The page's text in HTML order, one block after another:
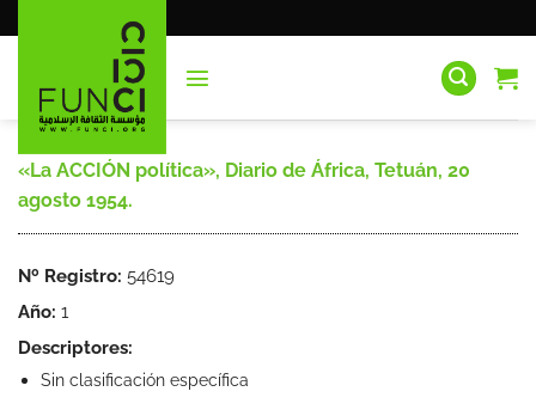
al
«La ACCIÓN política», Diario de África, Tetuán, 20
agosto 1954.
Nº Registro: 54619
Año: 1
Descriptores:
Sin clasificación específica